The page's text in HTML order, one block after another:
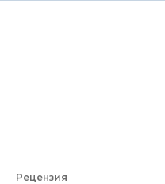
Рецензия